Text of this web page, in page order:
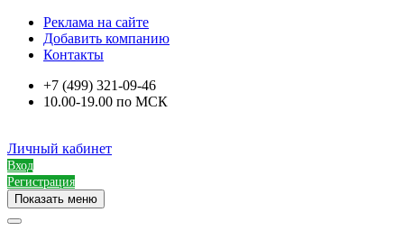
Реклама на сайте
Добавить компанию
Контакты
+7 (499) 321-09-46
10.00-19.00 по МСК
Личный кабинет
Вход
Регистрация
Показать меню